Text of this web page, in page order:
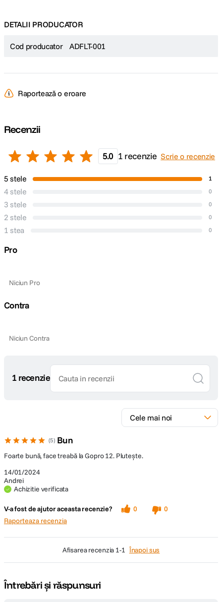
DETALII PRODUCATOR
Cod producator ADFLT-001
Raportează o eroare
Recenzii
5.0 1 recenzie Scrie o recenzie
5 stele 1
4 stele 0
3 stele 0
2 stele 0
1 stea 0
Pro
Niciun Pro
Contra
Niciun Contra
1 recenzie
5 Bun
14/01/2024
Andrei
Achizitie verificata
Foarte bună, face treabă la Gopro 12. Plutește.
V-a fost de ajutor aceasta recenzie? 0
0
Raporteaza recenzia
afisarea recenzia 1-1 Înapoi sus
Întrebări și răspunsuri